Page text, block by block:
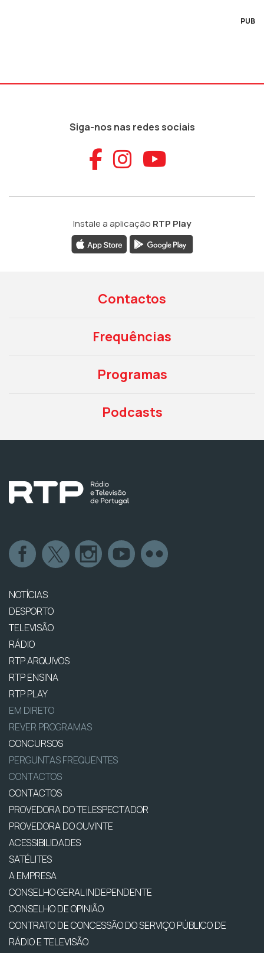
PUB
Siga-nos nas redes sociais
Aceder ao
Aceder ao
Aceder
Instale a aplicação RTP Play
Contactos
Frequências
Programas
Podcasts
NOTÍCIAS
DESPORTO
TELEVISÃO
RÁDIO
RTP ARQUIVOS
RTP ENSINA
RTP PLAY
EM DIRETO
REVER PROGRAMAS
CONCURSOS
PERGUNTAS FREQUENTES
CONTACTOS
CONTACTOS
PROVEDORA DO TELESPECTADOR
PROVEDORA DO OUVINTE
ACESSIBILIDADES
SATÉLITES
A EMPRESA
CONSELHO GERAL INDEPENDENTE
CONSELHO DE OPINIÃO
CONTRATO DE CONCESSÃO DO SERVIÇO PÚBLICO DE
RÁDIO E TELEVISÃO